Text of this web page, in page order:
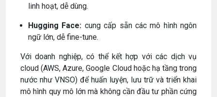
linh hoạt, dễ dùng.
Hugging Face: cung cấp sẵn các mô hình ngôn
ngữ lớn, dễ fine-tune.
Với doanh nghiệp, có thể kết hợp với các dịch vụ
cloud (AWS, Azure, Google Cloud hoặc hạ tầng trong
nước như VNSO) để huấn luyện, lưu trữ và triển khai
mô hình quy mô lớn mà không cần đầu tư phần cứng